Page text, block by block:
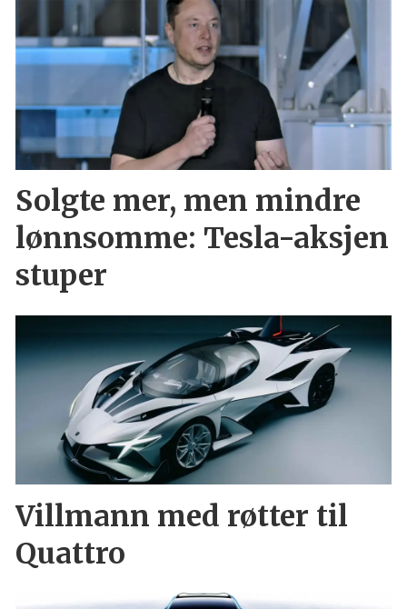
Solgte mer, men mindre
lønnsomme: Tesla-aksjen
stuper
Villmann med røtter til
Quattro